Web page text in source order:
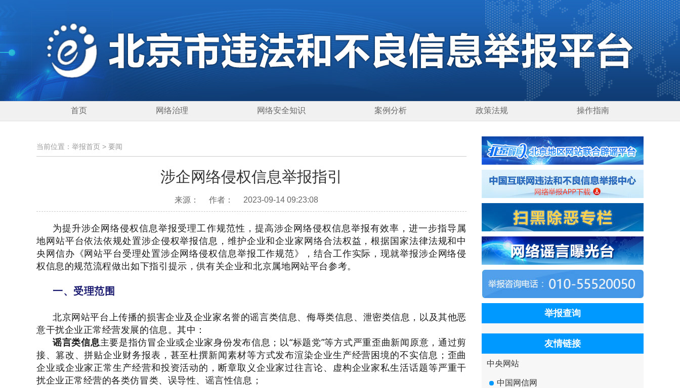
首页 网络治理 网络安全知识 案例分析 政策法规 操作指南
当前位置： 举报首页 > 要闻
涉企网络侵权信息举报指引
来源： 作者： 2023-09-14 09:23:08
为提升涉企网络侵权信息举报受理工作规范性，提高涉企网络侵权信息举报有效率，进一步指导属
地网站平台依法依规处置涉企侵权举报信息，维护企业和企业家网络合法权益，根据国家法律法规和中
央网信办《网站平台受理处置涉企网络侵权信息举报工作规范》，结合工作实际，现就举报涉企网络侵
权信息的规范流程做出如下指引提示，供有关企业和北京属地网站平台参考。
一、受理范围
北京网站平台上传播的损害企业及企业家名誉的谣言类信息、侮辱类信息、泄密类信息，以及其他恶
意干扰企业正常经营发展的信息。其中：
谣言类信息主要是指仿冒企业或企业家身份发布信息；以“标题党”等方式严重歪曲新闻原意，通过剪
接、篡改、拼贴企业财务报表，甚至杜撰新闻素材等方式发布渲染企业生产经营困境的不实信息；歪曲
企业或企业家正常生产经营和投资活动的，断章取义企业家过往言论、虚构企业家私生活话题等严重干
扰企业正常经营的各类仿冒类、误导性、谣言性信息；
举报查询
友情链接
中央网站
中国网信网